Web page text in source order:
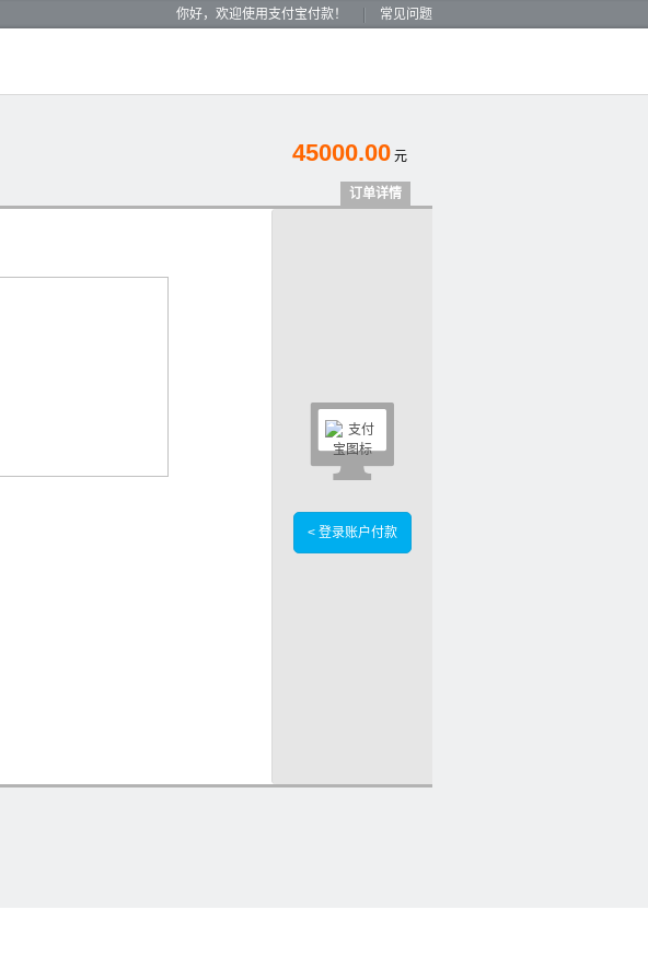
常见问题
你好，欢迎使用支付宝付款！
45000.00 元
订单详情

< 登录账户付款